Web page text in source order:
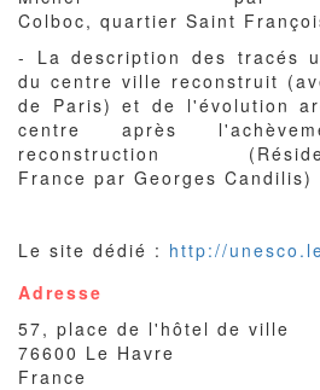
Colboc, quartier Saint
- La description des tracés
du centre ville reconstruit
de Paris) et de l'évolution
centre après
reconstruction
France par Georges Candilis)
Le site dédié : http://
Adresse
57, place de l'hôtel de ville
76600 Le Havre
France